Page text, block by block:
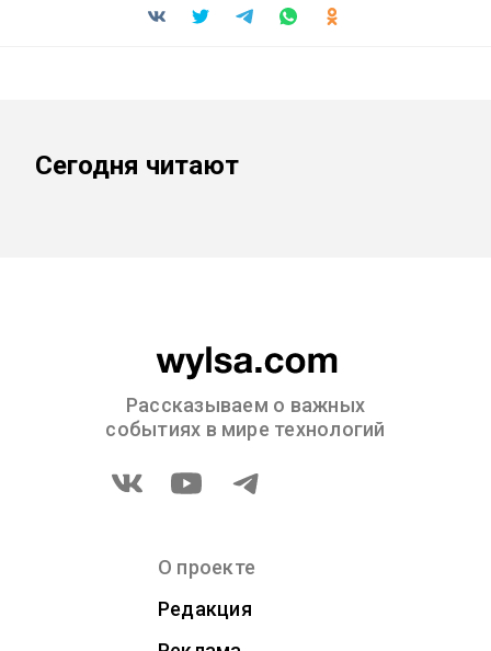
Сегодня читают
Рассказываем о важных
событиях в мире технологий
О проекте
Редакция